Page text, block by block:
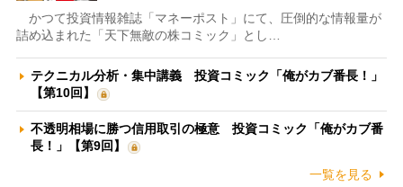
かつて投資情報雑誌「マネーポスト」にて、圧倒的な情報量が
詰め込まれた「天下無敵の株コミック」とし…
テクニカル分析・集中講義 投資コミック「俺がカブ番長！」
【第10回】
不透明相場に勝つ信用取引の極意 投資コミック「俺がカブ番
長！」【第9回】
一覧を見る